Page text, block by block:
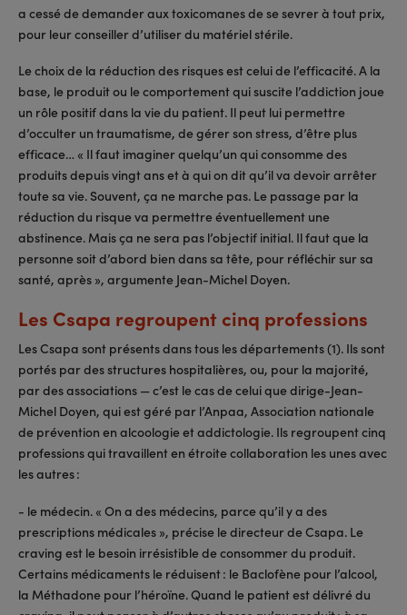
a cessé de demander aux toxicomanes de se sevrer à tout prix,
pour leur conseiller d’utiliser du matériel stérile.
Le choix de la réduction des risques est celui de l’efficacité. A la
base, le produit ou le comportement qui suscite l’addiction joue
un rôle positif dans la vie du patient. Il peut lui permettre
d’occulter un traumatisme, de gérer son stress, d’être plus
efficace… « Il faut imaginer quelqu’un qui consomme des
produits depuis vingt ans et à qui on dit qu’il va devoir arrêter
toute sa vie. Souvent, ça ne marche pas. Le passage par la
réduction du risque va permettre éventuellement une
abstinence. Mais ça ne sera pas l’objectif initial. Il faut que la
personne soit d’abord bien dans sa tête, pour réfléchir sur sa
santé, après », argumente Jean-Michel Doyen.
Les Csapa regroupent cinq professions
Les Csapa sont présents dans tous les départements (1). Ils sont
portés par des structures hospitalières, ou, pour la majorité,
par des associations — c’est le cas de celui que dirige-Jean-
Michel Doyen, qui est géré par l’Anpaa, Association nationale
de prévention en alcoologie et addictologie. Ils regroupent cinq
professions qui travaillent en étroite collaboration les unes avec
les autres :
- le médecin. « On a des médecins, parce qu’il y a des
prescriptions médicales », précise le directeur de Csapa. Le
craving est le besoin irrésistible de consommer du produit.
Certains médicaments le réduisent : le Baclofène pour l’alcool,
la Méthadone pour l’héroïne. Quand le patient est délivré du